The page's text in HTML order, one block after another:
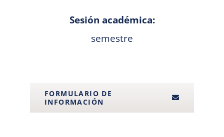
Sesión académica:
semestre
FORMULARIO DE
INFORMACIÓN